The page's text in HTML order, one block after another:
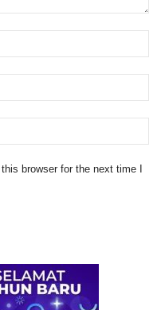
browser for the next time I